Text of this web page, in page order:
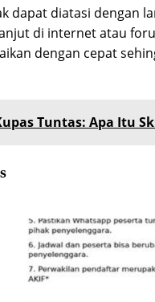
dapat diatasi dengan
di internet atau
dengan cepat
Tuntas: Apa Itu